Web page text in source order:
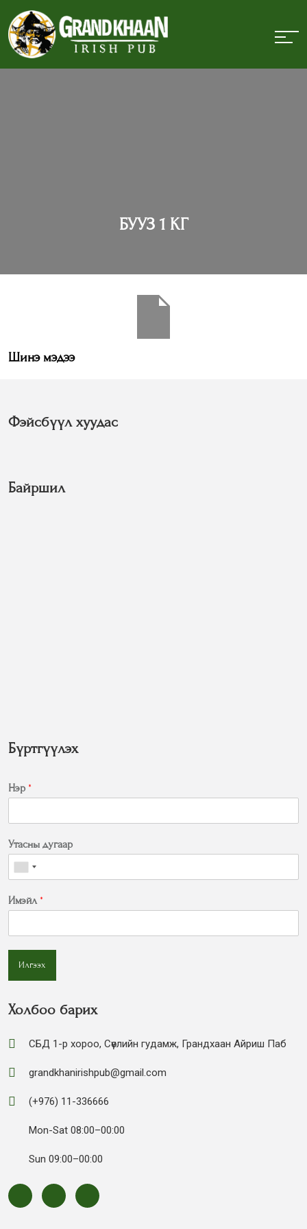
БУУЗ 1 КГ
Шинэ мэдээ
Фэйсбүүл хуудас
Байршил
Бүртгүүлэх
Нэр *
Утасны дугаар
Имэйл *
Илгээх
Холбоо барих
СБД 1-р хороо, Сөүлийн гудамж, Грандхаан Айриш Паб
grandkhanirishpub@gmail.com
(+976) 11-336666
Mon-Sat 08:00–00:00
Sun 09:00–00:00